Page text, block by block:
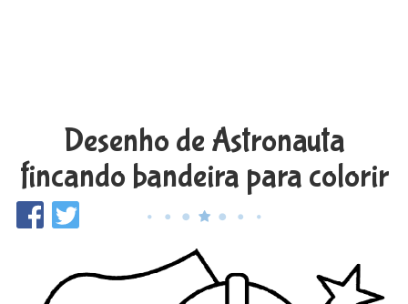
Desenho de Astronauta
fincando bandeira para colorir